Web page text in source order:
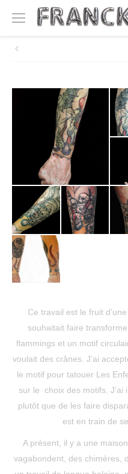
Ce travail est le fruit
souhaitait faire
flammings et un motif
voulait des crânes. J’ai
le motif pour tatouer Les
sur le choix des motifs. J’ai
plutôt que de les faire
est en train de
A présent, il y a une
vagabondent, des chimères,